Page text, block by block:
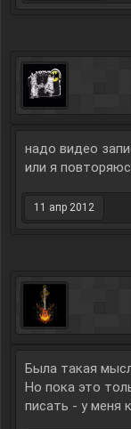
надо видео
или я
11 апр 2012
Была такая
Но пока это
писать - у меня